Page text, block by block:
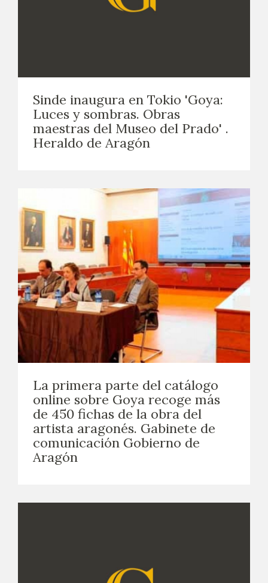
Sinde inaugura en Tokio 'Goya:
Luces y sombras. Obras
maestras del Museo del Prado' .
Heraldo de Aragón
La primera parte del catálogo
online sobre Goya recoge más
de 450 fichas de la obra del
artista aragonés. Gabinete de
comunicación Gobierno de
Aragón